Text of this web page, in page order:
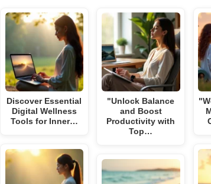
Discover Essential
Digital Wellness
Tools for Inner…
"Unlock Balance
and Boost
Productivity with
Top…